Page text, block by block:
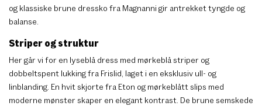
og klassiske brune dressko fra Magnanni gir antrekket tyngde og
balanse.
Striper og struktur
Her går vi for en lyseblå dress med mørkeblå striper og
dobbeltspent lukking fra Frislid, laget i en eksklusiv ull- og
linblanding. En hvit skjorte fra Eton og mørkeblått slips med
moderne mønster skaper en elegant kontrast. De brune semskede